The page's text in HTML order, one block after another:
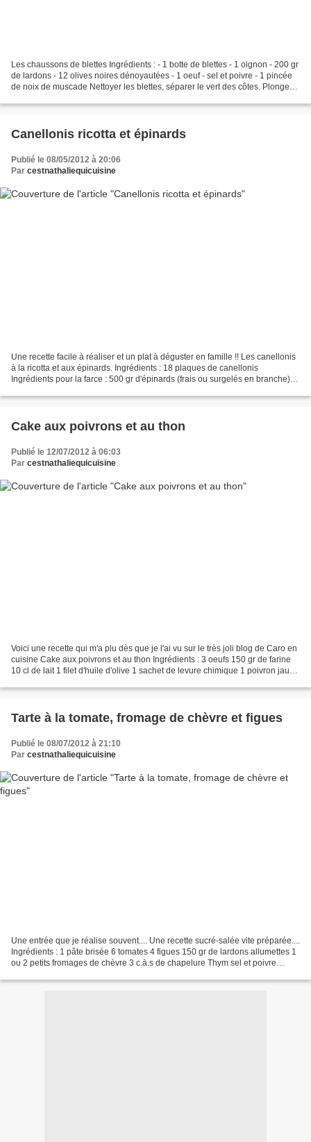
Les chaussons de blettes Ingrédients : - 1 botte de blettes - 1 oignon - 200 gr
de lardons - 12 olives noires dénoyautées - 1 oeuf - sel et poivre - 1 pincée
de noix de muscade Nettoyer les blettes, séparer le vert des côtes. Plonger
Canellonis ricotta et épinards
Publié le 08/05/2012 à 20:06
Par cestnathaliequicuisine
Une recette facile à réaliser et un plat à déguster en famille !! Les canellonis
à la ricotta et aux épinards. Ingrédients : 18 plaques de canellonis
Ingrédients pour la farce : 500 gr d'épinards (frais ou surgelés en branche)
Cake aux poivrons et au thon
Publié le 12/07/2012 à 06:03
Par cestnathaliequicuisine
Voici une recette qui m'a plu dès que je l'ai vu sur le très joli blog de Caro en
cuisine Cake aux poivrons et au thon Ingrédients : 3 oeufs 150 gr de farine
10 cl de lait 1 filet d'huile d'olive 1 sachet de levure chimique 1 poivron jaune
Tarte à la tomate, fromage de chèvre et figues
Publié le 08/07/2012 à 21:10
Par cestnathaliequicuisine
Une entrée que je réalise souvent.... Une recette sucré-salée vite préparée....
Ingrédients : 1 pâte brisée 6 tomates 4 figues 150 gr de lardons allumettes 1
ou 2 petits fromages de chèvre 3 c.à.s de chapelure Thym sel et poivre